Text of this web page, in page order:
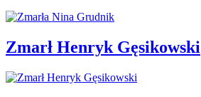
Zmarł Henryk Gęsikowski